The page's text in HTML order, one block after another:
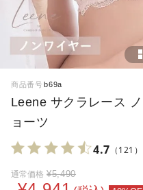
商品番号 b69a
Leene サクラレース
ョーツ
4.7 （121）
通常価格 ¥5,490